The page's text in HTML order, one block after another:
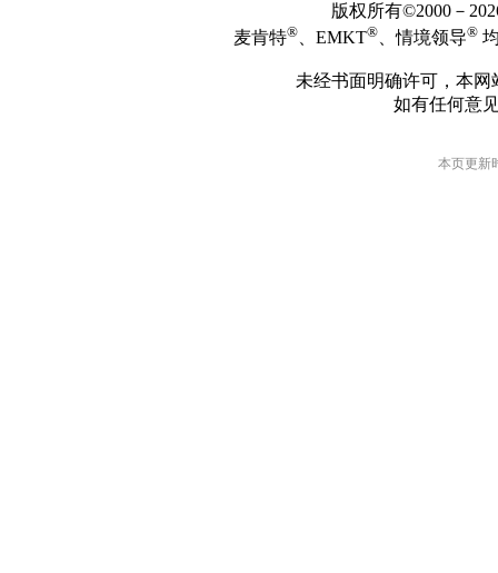
版权所有©2000－
麦肯特® 、EMKT® 、情境领导®
未经书面明确许可，本
如有任何意
本页更新